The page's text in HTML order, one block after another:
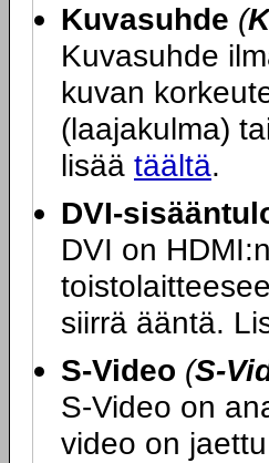
Kuvasuhde (
Kuvasuhde
kuvan
(laajakulma)
lisää täältä.
DVI-
DVI on
siirrä ääntä.
S-Video (S-
S-Video on
video on